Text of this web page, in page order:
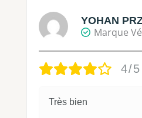
YOHAN
Marque
4/5
Très bien